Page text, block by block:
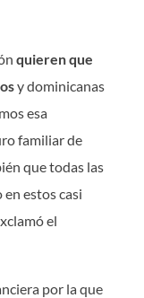
quieren que
y dominicanas
esa
familiar de
que todas las
estos casi
el
por la que